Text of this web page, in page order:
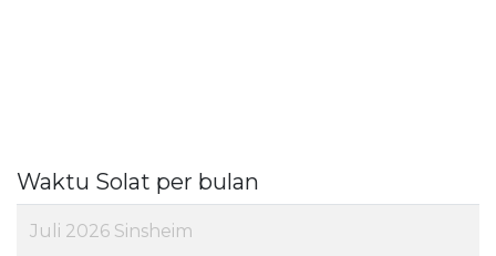
Waktu Solat per bulan
Juli 2026 Sinsheim